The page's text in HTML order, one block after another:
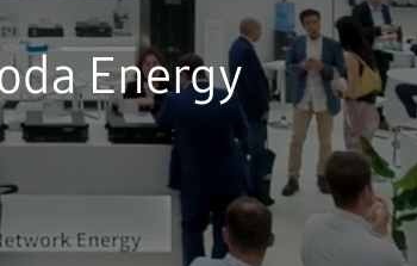
Energy